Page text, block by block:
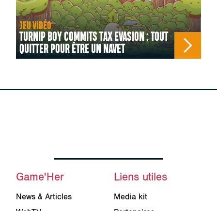
JEU VIDÉO
TURNIP BOY COMMITS TAX EVASION : TOUT
QUITTER POUR ÊTRE UN NAVET
Game'Her
News & Articles
Liens utiles
Media kit